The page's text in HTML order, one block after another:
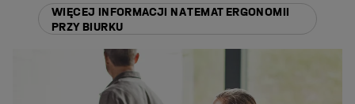
WIĘCEJ INFORMACJI NA TEMAT ERGONOMII
PRZY BIURKU